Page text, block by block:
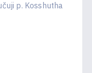
p. Kosshutha